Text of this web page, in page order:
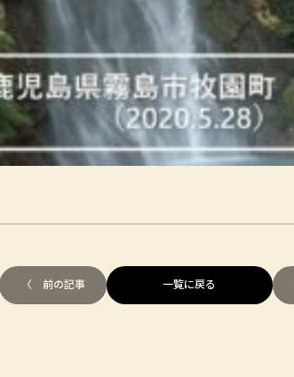
〈 前の記事 一覧に戻る